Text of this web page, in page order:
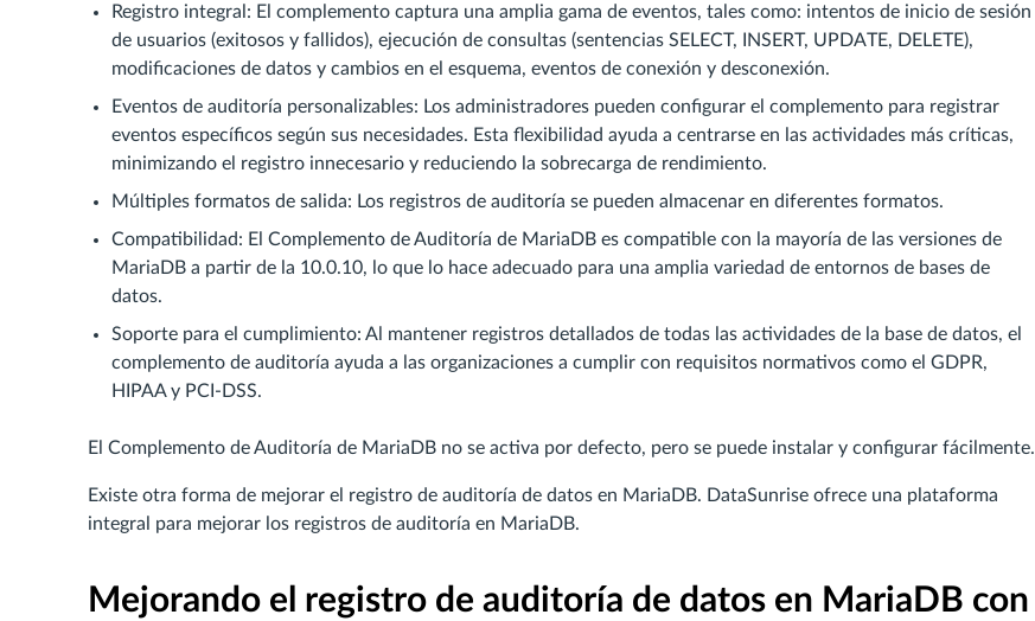
Registro integral: El complemento captura una amplia gama de eventos, tales como: intentos de inicio de sesión
de usuarios (exitosos y fallidos), ejecución de consultas (sentencias SELECT, INSERT, UPDATE, DELETE),
modificaciones de datos y cambios en el esquema, eventos de conexión y desconexión.
Eventos de auditoría personalizables: Los administradores pueden configurar el complemento para registrar
eventos específicos según sus necesidades. Esta flexibilidad ayuda a centrarse en las actividades más críticas,
minimizando el registro innecesario y reduciendo la sobrecarga de rendimiento.
Múltiples formatos de salida: Los registros de auditoría se pueden almacenar en diferentes formatos.
Compatibilidad: El Complemento de Auditoría de MariaDB es compatible con la mayoría de las versiones de
MariaDB a partir de la 10.0.10, lo que lo hace adecuado para una amplia variedad de entornos de bases de
datos.
Soporte para el cumplimiento: Al mantener registros detallados de todas las actividades de la base de datos, el
complemento de auditoría ayuda a las organizaciones a cumplir con requisitos normativos como el GDPR,
HIPAA y PCI-DSS.
El Complemento de Auditoría de MariaDB no se activa por defecto, pero se puede instalar y configurar fácilmente.
Existe otra forma de mejorar el registro de auditoría de datos en MariaDB. DataSunrise ofrece una plataforma
integral para mejorar los registros de auditoría en MariaDB.
Mejorando el registro de auditoría de datos en MariaDB con